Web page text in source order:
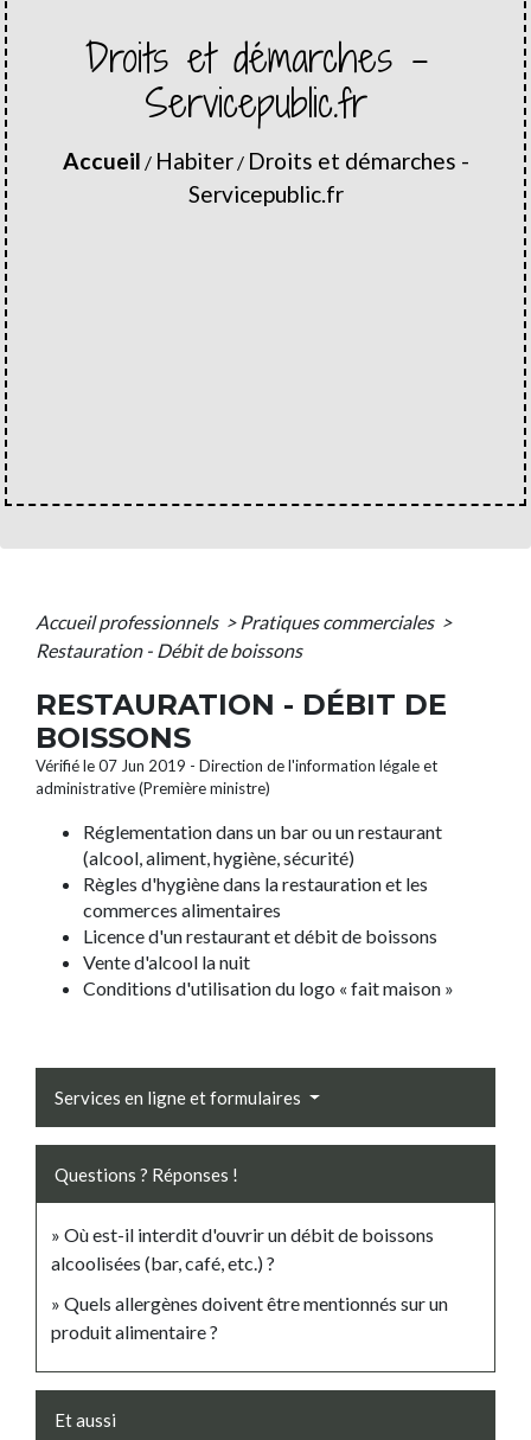
Droits et démarches -
Servicepublic.fr
Accueil / Habiter/ Droits et démarches -
Servicepublic.fr
Accueil professionnels > Pratiques commerciales >
Restauration - Débit de boissons
RESTAURATION - DÉBIT DE
BOISSONS
Vérifié le 07 Jun 2019 - Direction de l'information légale et
administrative (Première ministre)
Réglementation dans un bar ou un restaurant
(alcool, aliment, hygiène, sécurité)
Règles d'hygiène dans la restauration et les
commerces alimentaires
Licence d'un restaurant et débit de boissons
Vente d'alcool la nuit
Conditions d'utilisation du logo « fait maison »
Services en ligne et formulaires
Questions ? Réponses !
Où est-il interdit d'ouvrir un débit de boissons
alcoolisées (bar, café, etc.) ?
Quels allergènes doivent être mentionnés sur un
produit alimentaire ?
Et aussi